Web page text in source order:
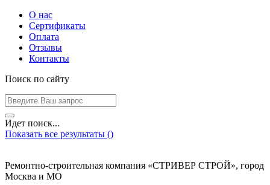
О нас
Сертификаты
Оплата
Отзывы
Контакты
Поиск по сайту
Идет поиск...
Показать все результаты ()
Ремонтно-строительная компания «СТРИВЕР СТРОЙ», город
Москва и МО